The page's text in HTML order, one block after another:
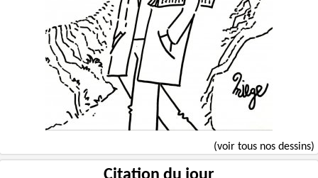
(voir tous nos dessins)